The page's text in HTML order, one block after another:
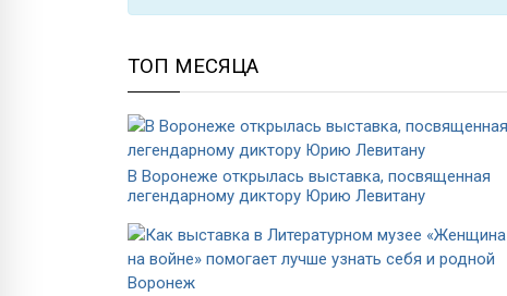
ТОП МЕСЯЦА
В Воронеже открылась выставка, посвященная
легендарному диктору Юрию Левитану